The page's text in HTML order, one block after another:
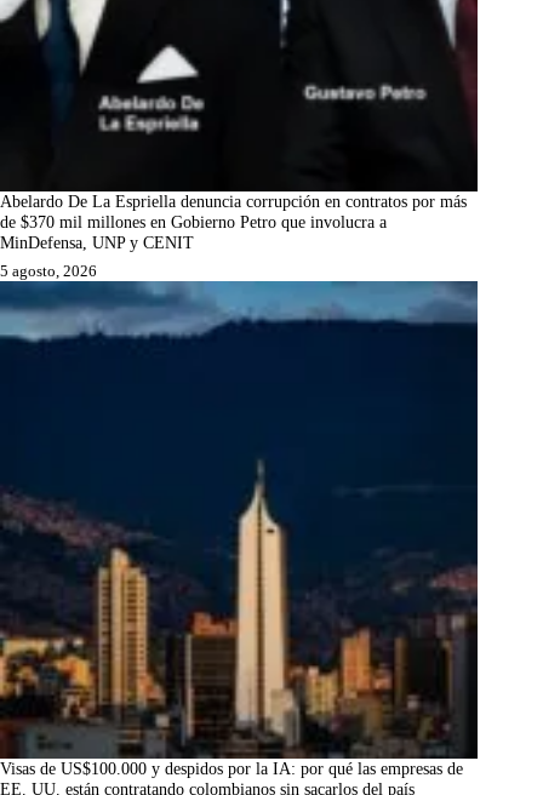
Abelardo De La Espriella denuncia corrupción en contratos por más
de $370 mil millones en Gobierno Petro que involucra a
MinDefensa, UNP y CENIT
5 agosto, 2026
Visas de US$100.000 y despidos por la IA: por qué las empresas de
EE. UU. están contratando colombianos sin sacarlos del país